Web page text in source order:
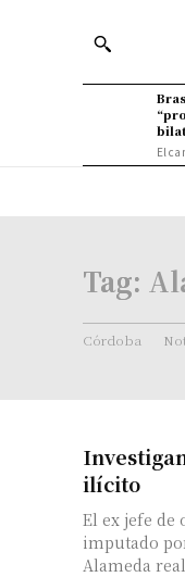
El
Tag:
Córdoba
ilícito
El ex jefe de
imputado
Alameda